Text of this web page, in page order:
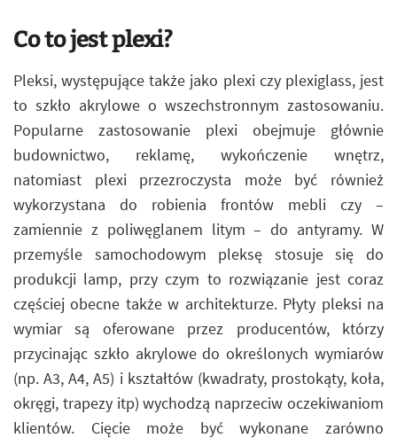
Co to jest plexi?
Pleksi, występujące także jako plexi czy plexiglass, jest
to szkło akrylowe o wszechstronnym zastosowaniu.
Popularne zastosowanie plexi obejmuje głównie
budownictwo, reklamę, wykończenie wnętrz,
natomiast plexi przezroczysta może być również
wykorzystana do robienia frontów mebli czy –
zamiennie z poliwęglanem litym – do antyramy. W
przemyśle samochodowym pleksę stosuje się do
produkcji lamp, przy czym to rozwiązanie jest coraz
częściej obecne także w architekturze. Płyty pleksi na
wymiar są oferowane przez producentów, którzy
przycinając szkło akrylowe do określonych wymiarów
(np. A3, A4, A5) i kształtów (kwadraty, prostokąty, koła,
okręgi, trapezy itp) wychodzą naprzeciw oczekiwaniom
klientów. Cięcie może być wykonane zarówno